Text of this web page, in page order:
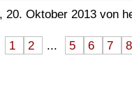
20. Oktober 2013 von
1 2 ... 5 6 7 8